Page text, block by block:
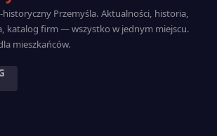
Przemyśla. Aktualności, historia,
katalog firm — wszystko w jednym miejscu.
mieszkańców.